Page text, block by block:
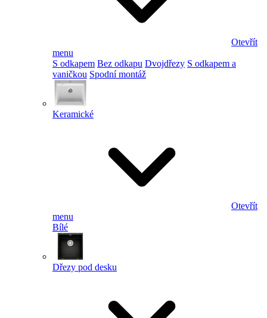
Otevřít
menu
S odkapem Bez odkapu Dvojdřezy S odkapem a
vaničkou Spodní montáž
Keramické
Otevřít
menu
Bílé
Dřezy pod desku